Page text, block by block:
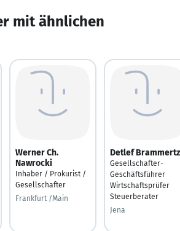
mit ähnlichen
Werner Ch.
Nawrocki
Inhaber / Prokurist /
Gesellschafter
Frankfurt /Main
Detlef Brammertz
Gesellschafter-
Geschäftsführer
Wirtschaftsprüfer
Steuerberater
Jena